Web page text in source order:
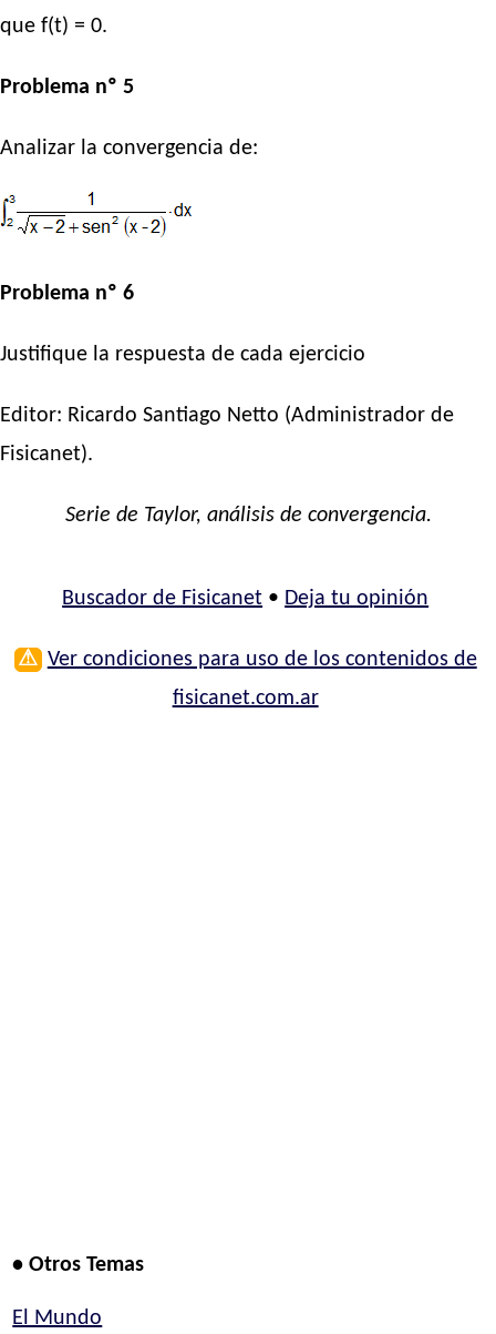
que f(t) = 0.
Problema nº 5
Analizar la convergencia de:
Problema nº 6
Justifique la respuesta de cada ejercicio
Editor: Ricardo Santiago Netto (Administrador de
Fisicanet).
Serie de Taylor, análisis de convergencia.
Buscador de Fisicanet • Deja tu opinión
⚠ Ver condiciones para uso de los contenidos de
fisicanet.com.ar
• Otros Temas
El Mundo